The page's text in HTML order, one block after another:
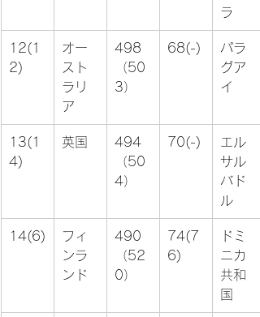
ラ
12(1
2)
オー
スト
ラリ
ア
498
（50
3）
68(-)
パラ
グア
イ
13(1
4)
英国
494
（50
4）
70(-)
エル
サル
バド
ル
14(6)
フィ
ンラ
ンド
490
（52
0）
74(7
6)
ドミ
ニカ
共和
国